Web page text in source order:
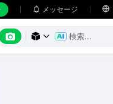
 メッセージ 
  